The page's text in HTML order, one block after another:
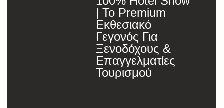
| Το Premium
Εκθεσιακό
Γεγονός Για
Ξενοδόχους &
Επαγγελματίες
Τουρισμού